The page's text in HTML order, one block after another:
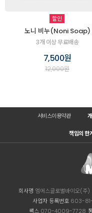
할인
노니 비누(Noni Soap)
3개 이상 무료배송
7,500원
12,000원
서비스이용약관
책임의 한
회사명 엠에스글로벌바이오(주)
사업자 등록번호603-
팩스070-4009-7728